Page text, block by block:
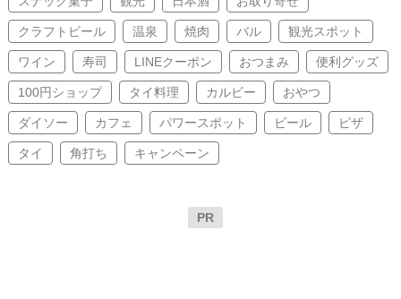
クラフトビール 温泉 焼肉 バル 観光スポット
ワイン 寿司 LINEクーポン おつまみ 便利グッズ
100円ショップ タイ料理 カルビー おやつ
ダイソー カフェ パワースポット ビール ピザ
タイ 角打ち キャンペーン
PR